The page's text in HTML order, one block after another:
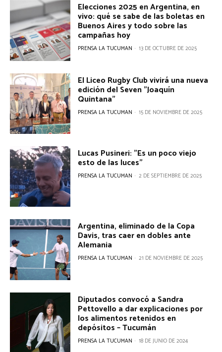
Elecciones 2025 en Argentina, en
vivo: qué se sabe de las boletas en
Buenos Aires y todo sobre las
campañas hoy
PRENSA LA TUCUMAN - 13 DE OCTUBRE DE 2025
El Liceo Rugby Club vivirá una nueva
edición del Seven "Joaquín
Quintana"
PRENSA LA TUCUMAN - 15 DE NOVIEMBRE DE 2025
Lucas Pusineri: "Es un poco viejo
esto de las luces"
PRENSA LA TUCUMAN - 2 DE SEPTIEMBRE DE 2025
Argentina, eliminado de la Copa
Davis, tras caer en dobles ante
Alemania
PRENSA LA TUCUMAN - 21 DE NOVIEMBRE DE 2025
Diputados convocó a Sandra
Pettovello a dar explicaciones por
los alimentos retenidos en
depósitos – Tucumán
PRENSA LA TUCUMAN - 18 DE JUNIO DE 2024